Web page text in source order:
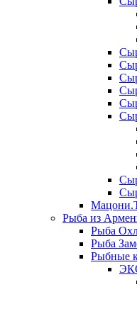
Рыба из
Рыба
Рыба
Рыбные